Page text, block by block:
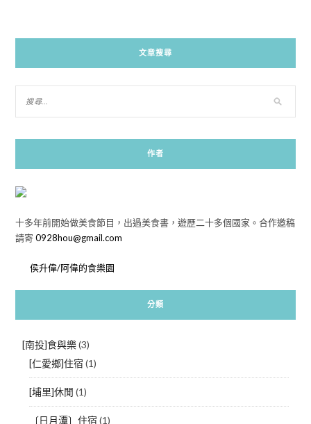
文章搜尋
作者
十多年前開始做美食節目，出過美食書，遊歷二十多個國家。合作邀稿
請寄0928hou@gmail.com
侯升偉/阿偉的食樂園
分類
[南投]食與樂(3)
[仁愛鄉]住宿 (1)
[埔里]休閒 (1)
〔日月潭〕住宿 (1)